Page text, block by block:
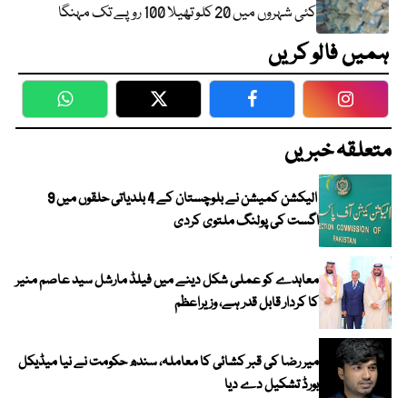
کئی شہروں میں 20 کلو تھیلا 100 روپے تک مہنگا
ہمیں فالو کریں
WhatsApp Twitter Facebook
متعلقہ خبریں
الیکشن کمیشن نے بلوچستان کے 4 بلدیاتی حلقوں میں 9
اگست کی پولنگ ملتوی کردی
معاہدے کو عملی شکل دینے میں فیلڈ مارشل سید عاصم منیر
کا کردار قابل قدر ہے، وزیراعظم
میر رضا کی قبر کشائی کا معاملہ، سندھ حکومت نے نیا میڈیکل
بورڈ تشکیل دے دیا